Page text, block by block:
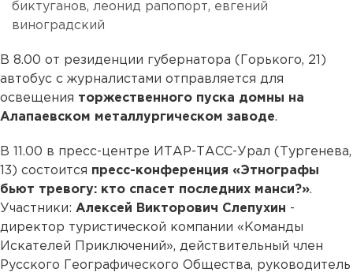
биктуганов, леонид рапопорт, евгений
виноградский
В 8.00 от резиденции губернатора (Горького, 21)
автобус с журналистами отправляется для
освещения торжественного пуска домны на
Алапаевском металлургическом заводе.
В 11.00 в пресс-центре ИТАР-ТАСС-Урал (Тургенева,
13) состоится пресс-конференция «Этнографы
бьют тревогу: кто спасет последних манси?».
Участники: Алексей Викторович Слепухин -
директор туристической компании «Команды
Искателей Приключений», действительный член
Русского Географического Общества, руководитель